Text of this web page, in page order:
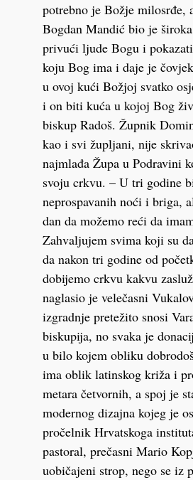
potrebno je Božje milosrđe,
Bogdan Mandić bio je
privući ljude Bogu i
koju Bog ima i daje je
u ovoj kući Božjoj svatko
i on biti kuća u kojoj Bog
biskup Radoš. Župnik
kao i svi župljani, nije
najmlađa Župa u Podravini
svoju crkvu. – U tri godine
neprospavanih noći i briga,
dan da možemo reći da
Zahvaljujem svima koji su
da nakon tri godine od
dobijemo crkvu kakvu
naglasio je velečasni
izgradnje pretežito snosi
biskupija, no svaka je
u bilo kojem obliku
ima oblik latinskog križa i
metara četvornih, a spoj je
modernog dizajna kojeg je
pročelnik Hrvatskoga
pastoral, prečasni Mario
uobičajeni strop, nego se iz